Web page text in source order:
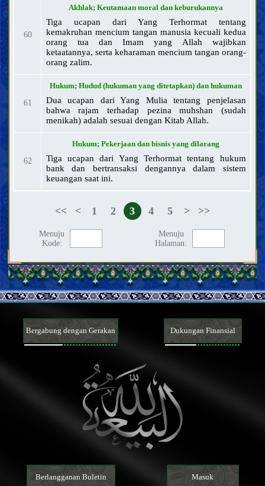
60
Akhlak; Keutamaan moral dan keburukannya
Tiga ucapan dari Yang Terhormat tentang
kemakruhan mencium tangan manusia kecuali kedua
orang tua dan Imam yang Allah wajibkan
ketaatannya, serta keharaman mencium tangan orang-
orang zalim.
61
Hukum; Hudud (hukuman yang ditetapkan) dan hukuman
Dua ucapan dari Yang Mulia tentang penjelasan
bahwa rajam terhadap pezina muhshan (sudah
menikah) adalah sesuai dengan Kitab Allah.
62
Hukum; Pekerjaan dan bisnis yang dilarang
Tiga ucapan dari Yang Terhormat tentang hukum
bank dan bertransaksi dengannya dalam sistem
keuangan saat ini.
<< < 1 2 3 4 5 > >>
Menuju
Kode:
Menuju
Halaman:
Bergabung dengan Gerakan Dukungan Finansial
Berlangganan Buletin Masuk